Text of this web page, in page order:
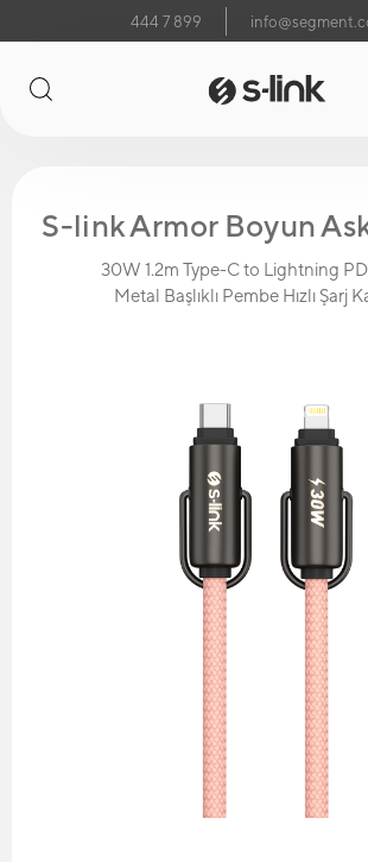
444 7 899
S-link Armor Boyun
30W 1.2m Type-C to Lightning
Metal Başlıklı Pembe Hızlı Şarj